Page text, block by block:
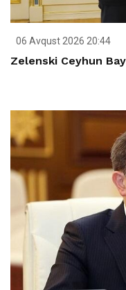
06 Avqust 2026 20:44
Zelenski Ceyhun